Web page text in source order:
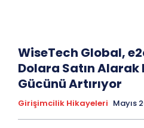
WiseTech Global,
Dolara Satın Alarak
Gücünü Artırıyor
Girişimcilik Hikayeleri Mayıs